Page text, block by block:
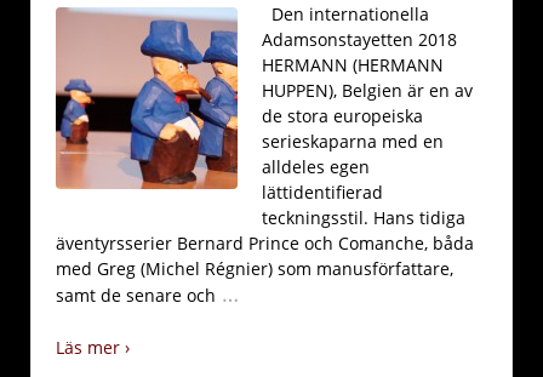
Den internationella
Adamsonstayetten 2018
HERMANN (HERMANN
HUPPEN), Belgien är en av
de stora europeiska
serieskaparna med en
alldeles egen
lättidentifierad
teckningsstil. Hans tidiga
äventyrsserier Bernard Prince och Comanche, båda
med Greg (Michel Régnier) som manusförfattare,
samt de senare och …
Läs mer ›